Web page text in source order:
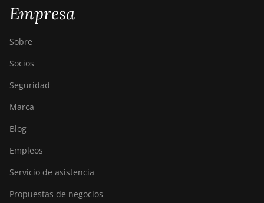
Empresa
Sobre
Socios
Seguridad
Marca
Blog
Empleos
Servicio de asistencia
Propuestas de negocios